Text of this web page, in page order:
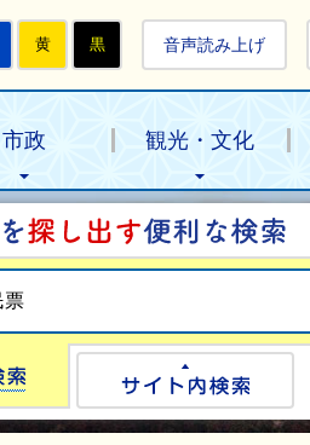
黄 黒 音声読み上げ
市政 観光・文化
Google検索